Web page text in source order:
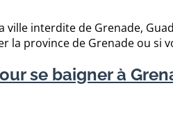
ville interdite de Grenade,
la province de Grenade ou si
se baigner à